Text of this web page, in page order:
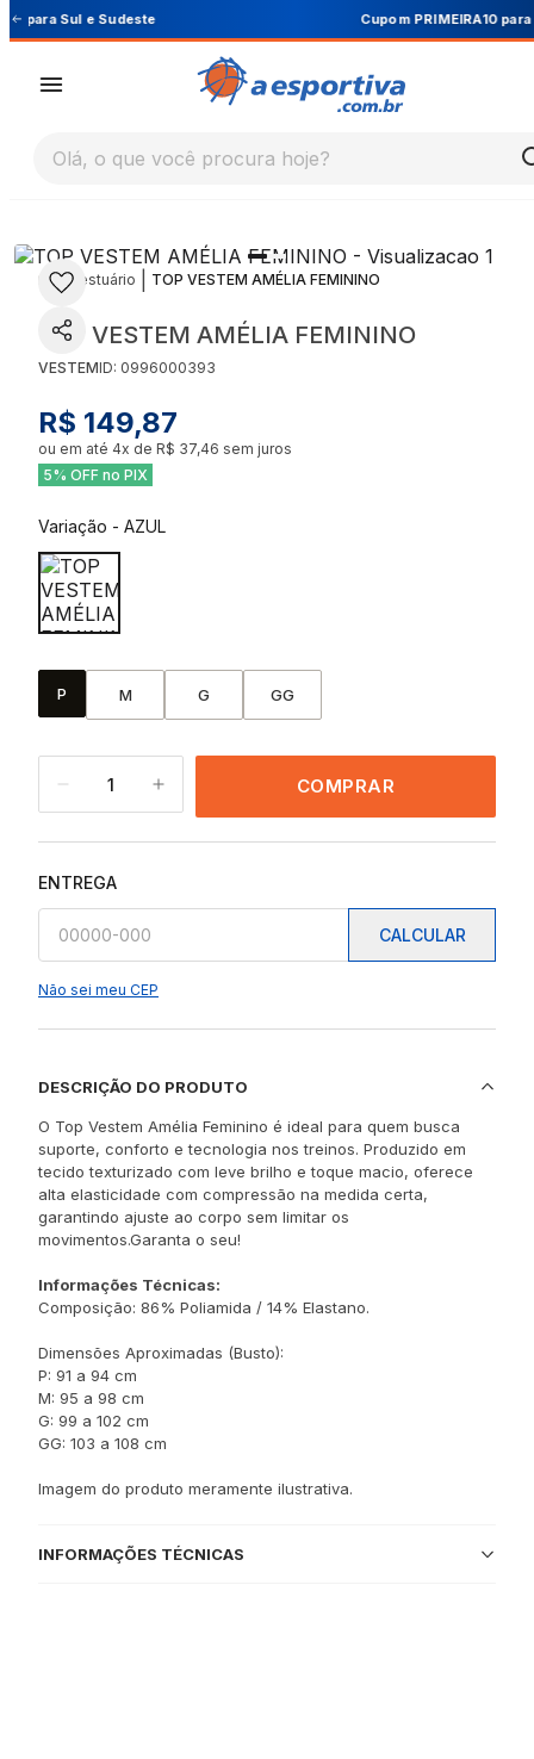
Cupom PRIMEIRA10 para 10% OFF na 1ª compra
Olá, o que você procura hoje?
| Vestuário TOP VESTEM AMÉLIA FEMININO
TOP VESTEM AMÉLIA FEMININO
VESTEMID: 0996000393
R$ 149,87
ou em até 4x de R$ 37,46 sem juros
5% OFF no PIX
Variação - AZUL
P M G GG
1 COMPRAR
ENTREGA
CALCULAR
Não sei meu CEP
DESCRIÇÃO DO PRODUTO
O Top Vestem Amélia Feminino é ideal para quem busca
suporte, conforto e tecnologia nos treinos. Produzido em
tecido texturizado com leve brilho e toque macio, oferece
alta elasticidade com compressão na medida certa,
garantindo ajuste ao corpo sem limitar os
movimentos.Garanta o seu!
Informações Técnicas:
Composição: 86% Poliamida / 14% Elastano.
Dimensões Aproximadas (Busto):
P: 91 a 94 cm
M: 95 a 98 cm
G: 99 a 102 cm
GG: 103 a 108 cm
Imagem do produto meramente ilustrativa.
INFORMAÇÕES TÉCNICAS